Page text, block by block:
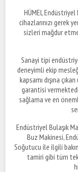
HÜMEL
cihazlarınızı gerek
sizleri mağdur
Sanayi tipi
deneyimli ekip
kapsamı dışına
garantisi
sağlama ve en
Endüstriyel Bulaşık
Buz Makinesi,
Soğutucu ile ilgili
tamiri gibi tüm